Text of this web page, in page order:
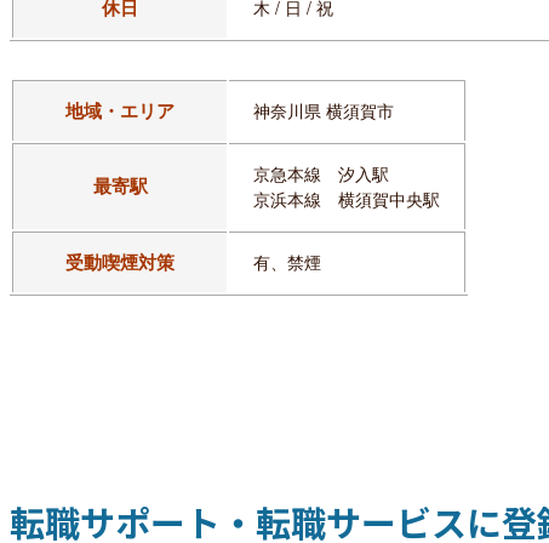
休日 木 / 日 / 祝
地域・エリア 神奈川県 横須賀市
最寄駅
京急本線 汐入駅
京浜本線 横須賀中央駅
受動喫煙対策 有、禁煙
転職サポート・転職サービスに登